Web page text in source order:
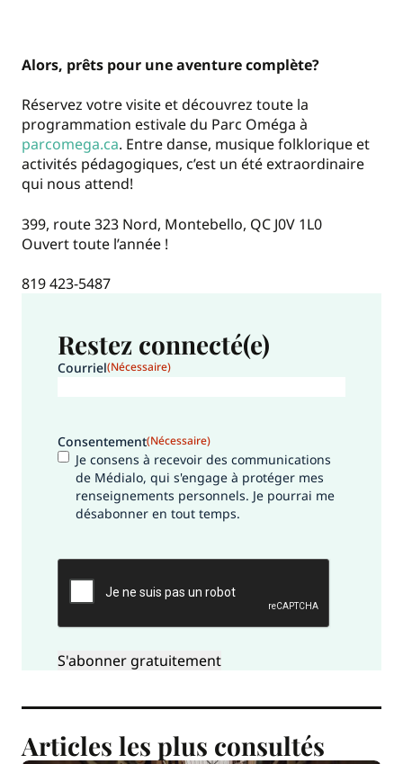
Alors, prêts pour une aventure complète?
Réservez votre visite et découvrez toute la
programmation estivale du Parc Oméga à
parcomega.ca. Entre danse, musique folklorique et
activités pédagogiques, c’est un été extraordinaire
qui nous attend!
399, route 323 Nord, Montebello, QC J0V 1L0
Ouvert toute l’année !
819 423-5487
Restez connecté(e)
Courriel(Nécessaire)
Consentement(Nécessaire)
Je consens à recevoir des communications
de Médialo, qui s'engage à protéger mes
renseignements personnels. Je pourrai me
désabonner en tout temps.
Articles les plus consultés